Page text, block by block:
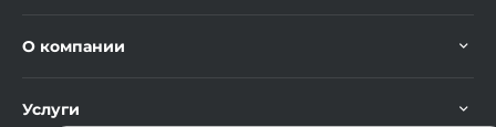
О компании
Услуги